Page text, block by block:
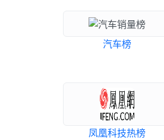
汽车榜
凤凰科技热榜